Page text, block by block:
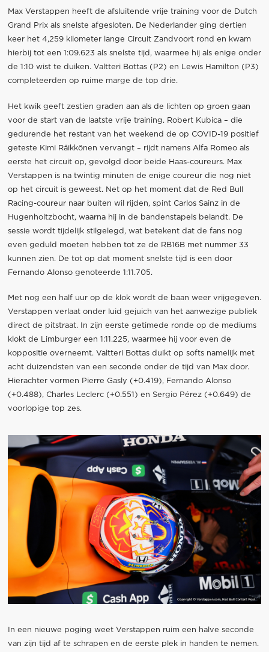
Max Verstappen heeft de afsluitende vrije training voor de Dutch
Grand Prix als snelste afgesloten. De Nederlander ging dertien
keer het 4,259 kilometer lange Circuit Zandvoort rond en kwam
hierbij tot een 1:09.623 als snelste tijd, waarmee hij als enige onder
de 1:10 wist te duiken. Valtteri Bottas (P2) en Lewis Hamilton (P3)
completeerden op ruime marge de top drie.
Het kwik geeft zestien graden aan als de lichten op groen gaan
voor de start van de laatste vrije training. Robert Kubica – die
gedurende het restant van het weekend de op COVID-19 positief
geteste Kimi Räikkönen vervangt – rijdt namens Alfa Romeo als
eerste het circuit op, gevolgd door beide Haas-coureurs. Max
Verstappen is na twintig minuten de enige coureur die nog niet
op het circuit is geweest. Net op het moment dat de Red Bull
Racing-coureur naar buiten wil rijden, spint Carlos Sainz in de
Hugenholtzbocht, waarna hij in de bandenstapels belandt. De
sessie wordt tijdelijk stilgelegd, wat betekent dat de fans nog
even geduld moeten hebben tot ze de RB16B met nummer 33
kunnen zien. De tot op dat moment snelste tijd is een door
Fernando Alonso genoteerde 1:11.705.
Met nog een half uur op de klok wordt de baan weer vrijgegeven.
Verstappen verlaat onder luid gejuich van het aanwezige publiek
direct de pitstraat. In zijn eerste getimede ronde op de mediums
klokt de Limburger een 1:11.225, waarmee hij voor even de
koppositie overneemt. Valtteri Bottas duikt op softs namelijk met
acht duizendsten van een seconde onder de tijd van Max door.
Hierachter vormen Pierre Gasly (+0.419), Fernando Alonso
(+0.488), Charles Leclerc (+0.551) en Sergio Pérez (+0.649) de
voorlopige top zes.
In een nieuwe poging weet Verstappen ruim een halve seconde
van zijn tijd af te schrapen en de eerste plek in handen te nemen.